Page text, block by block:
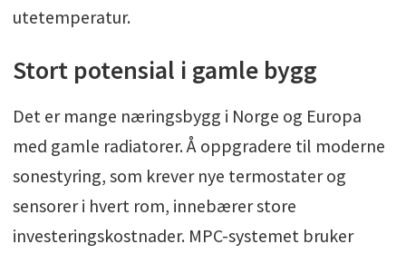
utetemperatur.
Stort potensial i gamle bygg
Det er mange næringsbygg i Norge og Europa
med gamle radiatorer. Å oppgradere til moderne
sonestyring, som krever nye termostater og
sensorer i hvert rom, innebærer store
investeringskostnader. MPC-systemet bruker